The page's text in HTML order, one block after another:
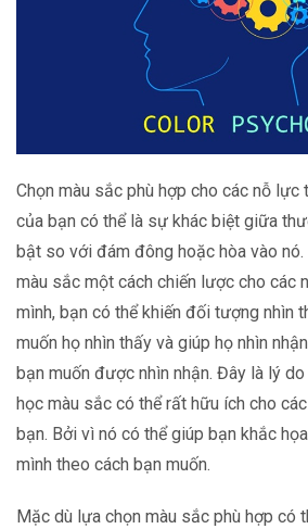
Chọn màu sắc phù hợp cho các nỗ lực
của bạn có thể là sự khác biệt giữa
bật so với đám đông hoặc hòa vào
màu sắc một cách chiến lược cho các
mình, bạn có thể khiến đối tượng nhìn
muốn họ nhìn thấy và giúp họ nhìn
bạn muốn được nhìn nhận. Đây là lý
học màu sắc có thể rất hữu ích cho
bạn. Bởi vì nó có thể giúp bạn khắc
mình theo cách bạn muốn.
Mặc dù lựa chọn màu sắc phù hợp có